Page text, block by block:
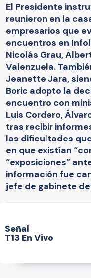
El Presidente
reunieron en la
empresarios que
encuentros en
Nicolás Grau,
Valenzuela.
Jeanette Jara,
Boric adopto la
encuentro con
Luis Cordero,
tras recibir
las dificultades
en que existían
“exposiciones”
información fue
jefe de gabinete
Señal
T13 En Vivo